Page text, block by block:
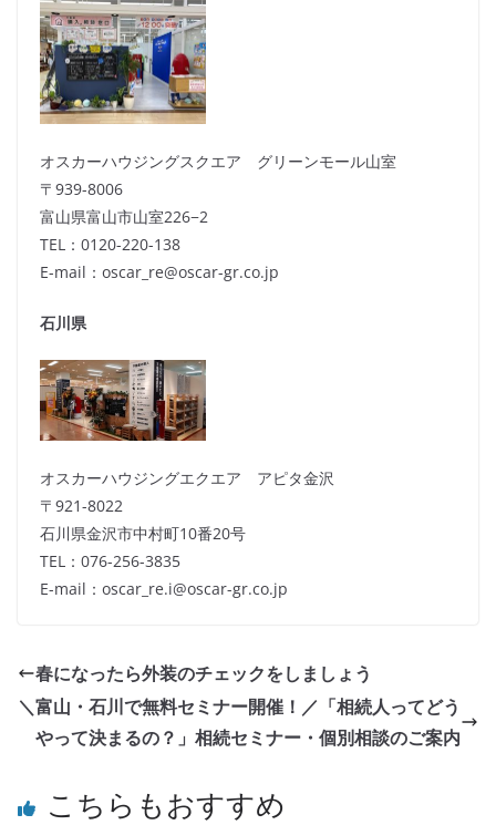
オスカーハウジングスクエア グリーンモール山室
〒939-8006
富山県富山市山室226−2
TEL：0120-220-138
E-mail：oscar_re@oscar-gr.co.jp
石川県
オスカーハウジングエクエア アピタ金沢
〒921-8022
石川県金沢市中村町10番20号
TEL：076-256-3835
E-mail：oscar_re.i@oscar-gr.co.jp
春になったら外装のチェックをしましょう
＼富山・石川で無料セミナー開催！／「相続人ってどう
やって決まるの？」相続セミナー・個別相談のご案内
こちらもおすすめ